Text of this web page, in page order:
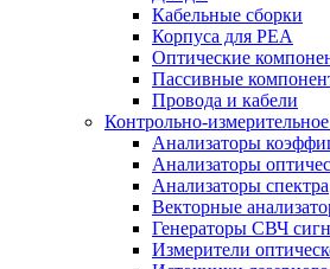
Кабельные сборки
Корпуса для РЕА
Оптические
Пассивные
Провода и кабели
Контрольно-
Анализаторы
Анализаторы
Анализаторы спектра
Векторные
Генераторы СВЧ
Измерители